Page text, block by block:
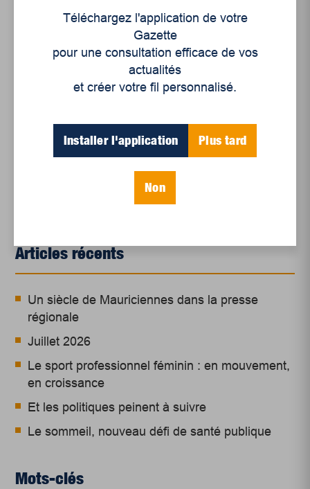
Denis BERTRAND, Albert DESBIENS et André
LAVALLÉE,Le Rapport Durham, Éditions Sainte-
Marie, 1969, LVII-156 p.
Articles récents
Un siècle de Mauriciennes dans la presse
régionale
Juillet 2026
Le sport professionnel féminin : en mouvement,
en croissance
Et les politiques peinent à suivre
Le sommeil, nouveau défi de santé publique
Mots-clés
Téléchargez l'application de votre
Gazette
pour une consultation efficace de vos
actualités
et créer votre fil personnalisé.
Installer l'application Plus tard
Non